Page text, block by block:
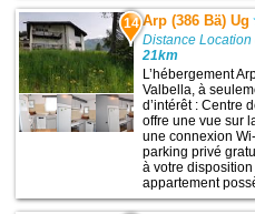
14 Arp (386 Bä) Ug
Distance
21km
L’hébergement
Valbella, à
d’intérêt : Centre
offre une vue sur
une connexion
parking privé
à votre
appartement